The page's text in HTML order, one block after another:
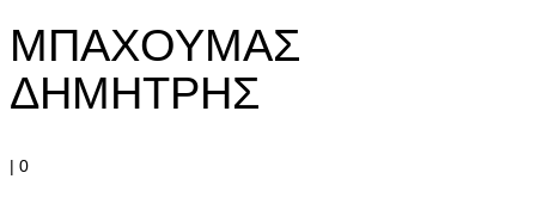
ΜΠΑΧΟΥΜΑΣ
ΔΗΜΗΤΡΗΣ
| 0